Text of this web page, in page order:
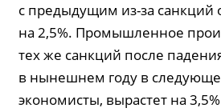
с предыдущим из-за санкций
на 2,5%. Промышленное
тех же санкций после
в нынешнем году в
экономисты, вырастет на